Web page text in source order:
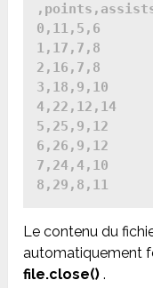
0,11,5,6
1,17,7,8
2,16,7,8
3,18,9,10
4,22,12,14
5,25,9,12
6,26,9,12
7,24,4,10
Le contenu du
automatiquement
file.close() .